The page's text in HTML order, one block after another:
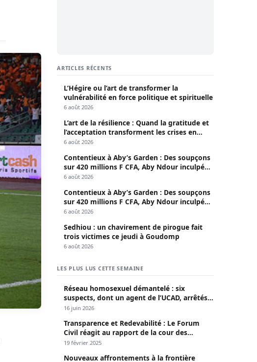
ARTICLES RÉCENTS
L’Hégire ou l’art de transformer la
vulnérabilité en force politique et spirituelle
6 août 2026
L’art de la résilience : Quand la gratitude et
l’acceptation transforment les crises en
opportunités
6 août 2026
Contentieux à Aby’s Garden : Des soupçons
sur 420 millions F CFA, Aby Ndour inculpée
pour abus de biens sociaux
6 août 2026
Contentieux à Aby’s Garden : Des soupçons
sur 420 millions F CFA, Aby Ndour inculpée
pour abus de biens sociaux
6 août 2026
Sedhiou : un chavirement de pirogue fait
trois victimes ce jeudi à Goudomp
6 août 2026
LES PLUS LUS CETTE SEMAINE
Réseau homosexuel démantelé : six
suspects, dont un agent de l’UCAD, arrêtés à
Keur Massar ; l’un avoue avoir propagé le
16 juin 2026
Transparence et Redevabilité : Le Forum
Civil réagit au rapport de la cour des
comptes
19 février 2025
Nouveaux affrontements à la frontière